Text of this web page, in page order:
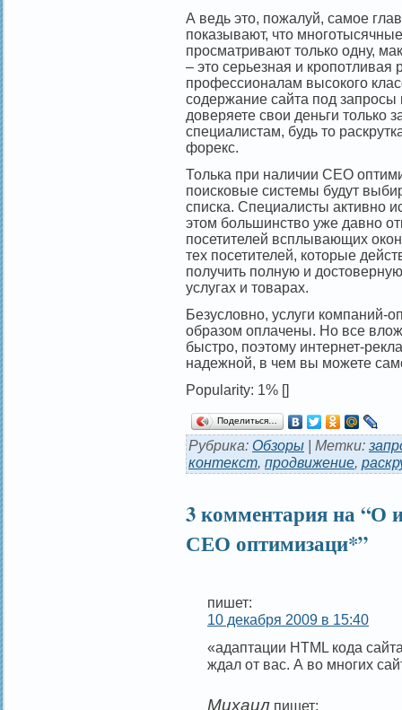
А ведь это, пожалуй, самое
показывают, что
просматривают только одну,
– это серьезная и кропотливая
профессионалам высокого
содержание сайта под
доверяете свои деньги только
специалистам, будь то
форекс.
Толька при наличии СЕО
поисковые системы будут
списка. Специалисты активно
этом большинство уже давно
посетителей всплывающих
тех посетителей, которые
получить полную и
услугах и товарах.
Безусловно, услуги
образом оплачены. Но все
быстро, поэтому интернет-
надежной, в чем вы можете
Popularity: 1% []
Поделиться…
Рубрика: Обзоры | Метки:
контекст, продвижение,
3 комментария на “О
СЕО оптимизаци*”
пишет:
10 декабря 2009 в 15:40
«адаптации HTML кода
ждал от вас. А во многих
Михаил пишет: